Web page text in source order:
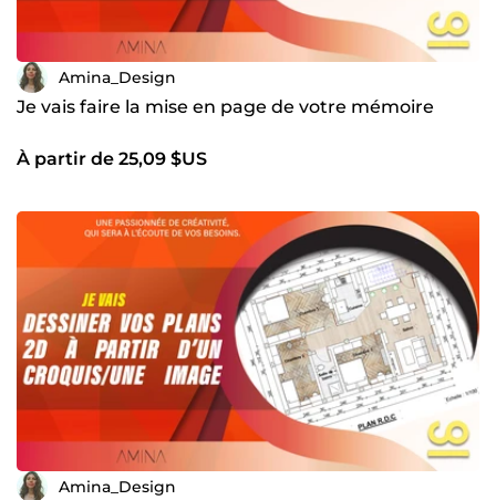
Amina_Design
Je vais faire la mise en page de votre mémoire
À partir de 25,09 $US
Amina_Design